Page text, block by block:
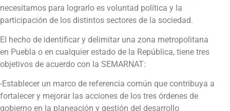
necesitamos para lograrlo es voluntad política y la
participación de los distintos sectores de la sociedad.
El hecho de identificar y delimitar una zona metropolitana
en Puebla o en cualquier estado de la República, tiene tres
objetivos de acuerdo con la SEMARNAT:
-Establecer un marco de referencia común que contribuya a
fortalecer y mejorar las acciones de los tres órdenes de
gobierno en la planeación y gestión del desarrollo